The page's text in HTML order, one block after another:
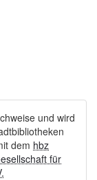
und wird
dem hbz
für